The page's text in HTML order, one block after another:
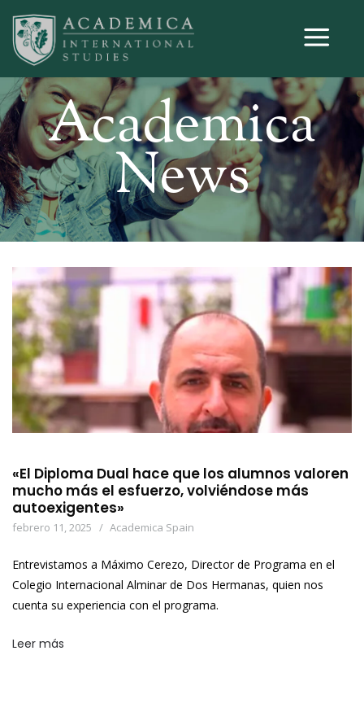
Academica
News
«El Diploma Dual hace que los alumnos valoren
mucho más el esfuerzo, volviéndose más
autoexigentes»
febrero 11, 2025 Academica Spain
Entrevistamos a Máximo Cerezo, Director de Programa en el
Colegio Internacional Alminar de Dos Hermanas, quien nos
cuenta su experiencia con el programa.
Leer más